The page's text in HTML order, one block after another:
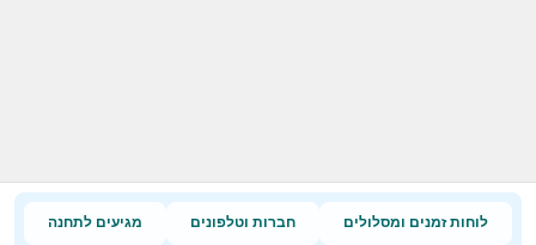
לוחות זמנים ומסלולים חברות וטלפונים מגיעים לתחנה